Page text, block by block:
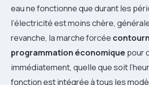
eau ne fonctionne que durant les
l’électricité est moins chère,
revanche, la marche forcée
programmation économique pour
immédiatement, quelle que soit
fonction est intégrée à tous les